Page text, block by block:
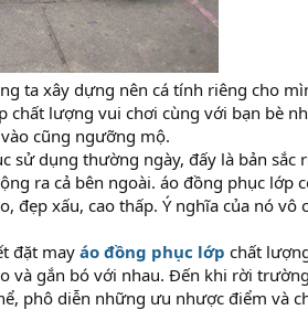
ta xây dựng nên cá tính riêng cho
lượng vui chơi cùng với bạn bè
cũng ngưỡng mộ.
sử dụng thường ngày, đấy là bản sắc
ra cả bên ngoài. áo đồng phục lớp
đẹp xấu, cao thấp. Ý nghĩa của nó vô
đặt may áo đồng phục lớp chất
và gắn bó với nhau. Đến khi rời
phô diễn những ưu nhược điểm và